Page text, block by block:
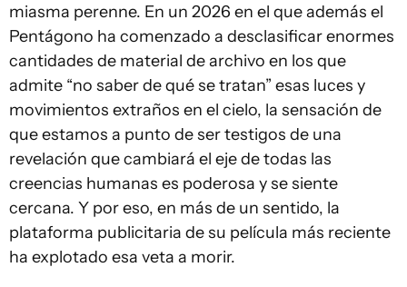
miasma perenne. En un 2026 en el que además el
Pentágono ha comenzado a desclasificar enormes
cantidades de material de archivo en los que
admite “no saber de qué se tratan” esas luces y
movimientos extraños en el cielo, la sensación de
que estamos a punto de ser testigos de una
revelación que cambiará el eje de todas las
creencias humanas es poderosa y se siente
cercana. Y por eso, en más de un sentido, la
plataforma publicitaria de su película más reciente
ha explotado esa veta a morir.